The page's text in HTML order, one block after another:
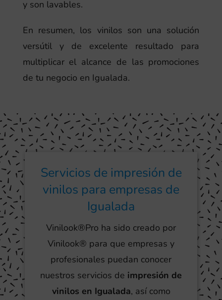
y son lavables.
En resumen, los vinilos son una solución
versútil y de excelente resultado para
multiplicar el alcance de las promociones
de tu negocio en Igualada.
Servicios de impresión de
vinilos para empresas de
Igualada
Vinilook®Pro ha sido creado por
Vinilook® para que empresas y
profesionales puedan conocer
nuestros servicios de impresión de
vinilos en Igualada, así como